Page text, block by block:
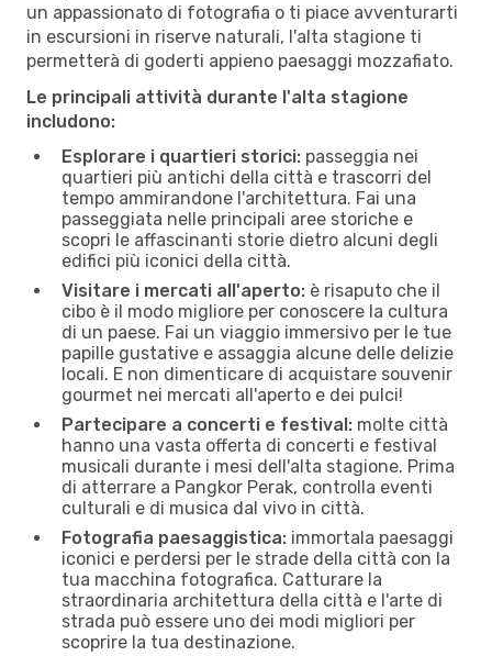
un appassionato di fotografia o ti piace avventurarti
in escursioni in riserve naturali, l'alta stagione ti
permetterà di goderti appieno paesaggi mozzafiato.
Le principali attività durante l'alta stagione
includono:
Esplorare i quartieri storici: passeggia nei
quartieri più antichi della città e trascorri del
tempo ammirandone l'architettura. Fai una
passeggiata nelle principali aree storiche e
scopri le affascinanti storie dietro alcuni degli
edifici più iconici della città.
Visitare i mercati all'aperto: è risaputo che il
cibo è il modo migliore per conoscere la cultura
di un paese. Fai un viaggio immersivo per le tue
papille gustative e assaggia alcune delle delizie
locali. E non dimenticare di acquistare souvenir
gourmet nei mercati all'aperto e dei pulci!
Partecipare a concerti e festival: molte città
hanno una vasta offerta di concerti e festival
musicali durante i mesi dell'alta stagione. Prima
di atterrare a Pangkor Perak, controlla eventi
culturali e di musica dal vivo in città.
Fotografia paesaggistica: immortala paesaggi
iconici e perdersi per le strade della città con la
tua macchina fotografica. Catturare la
straordinaria architettura della città e l'arte di
strada può essere uno dei modi migliori per
scoprire la tua destinazione.